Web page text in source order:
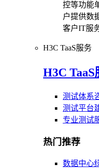
控等功能
户提供数
客户IT服
H3C TaaS服务
H3C TaaS
测试体系
测试平台
专业测试
热门推荐
数据中心